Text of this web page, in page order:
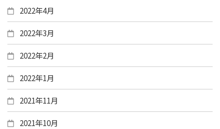
2022年4月
2022年3月
2022年2月
2022年1月
2021年11月
2021年10月